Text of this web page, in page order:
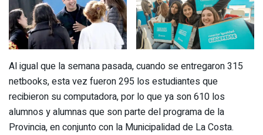
Al igual que la semana pasada, cuando se entregaron 315
netbooks, esta vez fueron 295 los estudiantes que
recibieron su computadora, por lo que ya son 610 los
alumnos y alumnas que son parte del programa de la
Provincia, en conjunto con la Municipalidad de La Costa.